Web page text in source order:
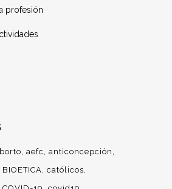
profesión
aefc
anticoncepción
BIOETICA católicos